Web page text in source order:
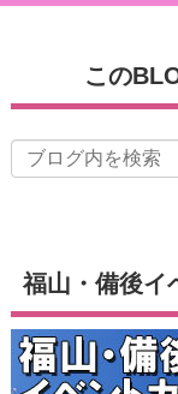
この
福山・備後イ